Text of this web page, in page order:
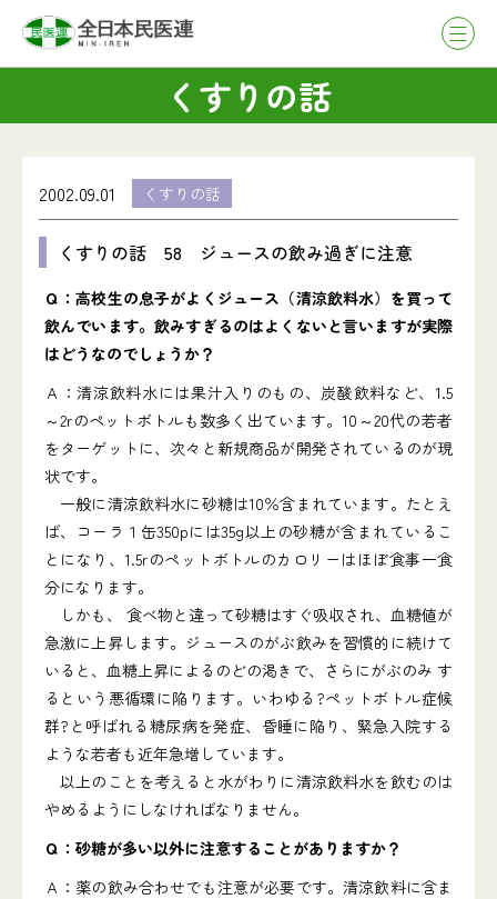
くすりの話
2002.09.01 くすりの話
くすりの話 58 ジュースの飲み過ぎに注意
Ｑ：高校生の息子がよくジュース（清涼飲料水）を買って
飲んでいます。飲みすぎるのはよくないと言いますが実際
はどうなのでしょうか？
Ａ：清涼飲料水には果汁入りのもの、炭酸飲料など、1.5
～2rのペットボトルも数多く出ています。10～20代の若者
をターゲットに、次々と新規商品が開発されているのが現
状です。
一般に清涼飲料水に砂糖は10％含まれています。たとえ
ば、コーラ１缶350pには35g以上の砂糖が含まれているこ
とになり、1.5rのペットボトルのカロリーはほぼ食事一食
分になります。
しかも、 食べ物と違って砂糖はすぐ吸収され、血糖値が
急激に上昇します。ジュースのがぶ飲みを習慣的に続けて
いると、血糖上昇によるのどの渇きで、さらにがぶのみ す
るという悪循環に陥ります。いわゆる?ペットボトル症候
群?と呼ばれる糖尿病を発症、昏睡に陥り、緊急入院する
ような若者も近年急増しています。
以上のことを考えると水がわりに清涼飲料水を飲むのは
やめるようにしなければなりません。
Ｑ：砂糖が多い以外に注意することがありますか？
Ａ：薬の飲み合わせでも注意が必要です。清涼飲料に含ま